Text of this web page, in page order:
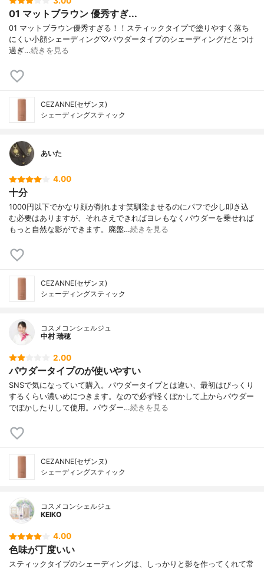
01 マットブラウン 優秀すぎ...
01 マットブラウン優秀すぎる！！スティックタイプで塗りやすく落ち
にくい小顔シェーディング♡パウダータイプのシェーディングだとつけ
過ぎ…続きを見る
CEZANNE(セザンヌ)
シェーディングスティック
あいた
4.00
十分
1000円以下でかなり顔が削れます笑馴染ませるのにパフで少し叩き込
む必要はありますが、それさえできればヨレもなくパウダーを乗せれば
もっと自然な影ができます。廃盤…続きを見る
CEZANNE(セザンヌ)
シェーディングスティック
コスメコンシェルジュ
中村 瑞穂
2.00
パウダータイプのが使いやすい
SNSで気になっていて購入。パウダータイプとは違い、最初はびっくり
するくらい濃いめにつきます。なので必ず軽くぼかして上からパウダー
でぼかしたりして使用。パウダー…続きを見る
CEZANNE(セザンヌ)
シェーディングスティック
コスメコンシェルジュ
KEIKO
4.00
色味が丁度いい
スティックタイプのシェーディングは、しっかりと影を作ってくれて常